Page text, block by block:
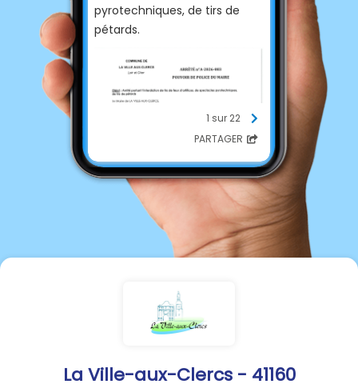
La Ville-aux-Clercs - 41160
pyrotechniques, de tirs de
pétards.
1 sur 22
PARTAGER